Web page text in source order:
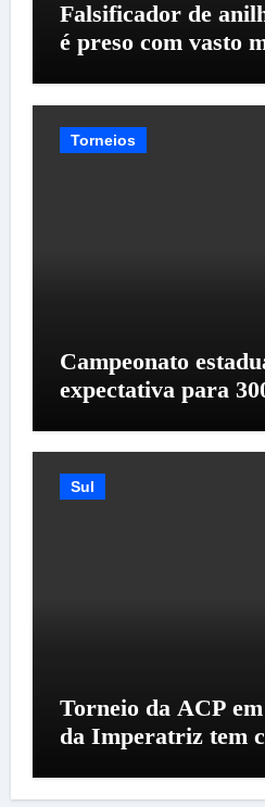
Falsificador de
é preso com vasto
Torneios
Campeonato
expectativa para
Sul
Torneio da ACP
da Imperatriz tem